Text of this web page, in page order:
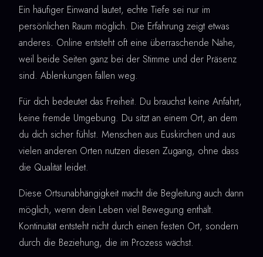
Ein häufiger Einwand lautet, echte Tiefe sei nur im
persönlichen Raum möglich. Die Erfahrung zeigt etwas
anderes. Online entsteht oft eine überraschende Nähe,
weil beide Seiten ganz bei der Stimme und der Präsenz
sind. Ablenkungen fallen weg.
Für dich bedeutet das Freiheit. Du brauchst keine Anfahrt,
keine fremde Umgebung. Du sitzt an einem Ort, an dem
du dich sicher fühlst. Menschen aus Euskirchen und aus
vielen anderen Orten nutzen diesen Zugang, ohne dass
die Qualität leidet.
Diese Ortsunabhängigkeit macht die Begleitung auch dann
möglich, wenn dein Leben viel Bewegung enthält.
Kontinuität entsteht nicht durch einen festen Ort, sondern
durch die Beziehung, die im Prozess wächst.